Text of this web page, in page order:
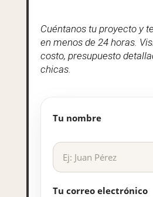
Cuéntanos tu proyecto y
en menos de 24 horas.
costo, presupuesto
chicas.
Tu nombre
Tu correo electrónico